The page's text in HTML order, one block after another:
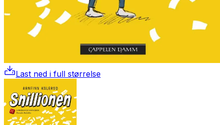
Last ned i full størrelse